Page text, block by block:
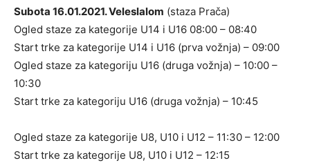
Subota 16.01.2021. Veleslalom (staza Prača)
Ogled staze za kategorije U14 i U16 08:00 – 08:40
Start trke za kategorije U14 i U16 (prva vožnja) – 09:00
Ogled staze za kategoriju U16 (druga vožnja) – 10:00 –
10:30
Start trke za kategoriju U16 (druga vožnja) – 10:45
Ogled staze za kategorije U8, U10 i U12 – 11:30 – 12:00
Start trke za kategorije U8, U10 i U12 – 12:15